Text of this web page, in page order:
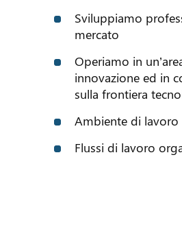
Sviluppiamo
mercato
Operiamo in
innovazione ed in
sulla frontiera
Ambiente di
Flussi di lavoro